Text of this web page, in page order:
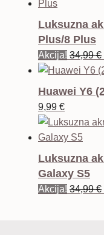
Luksuzna
Plus/8 Plus
Akcija! 34,99€
Huawei Y6
9,99 €
Luksuzna
Galaxy S5
Akcija! 34,99€